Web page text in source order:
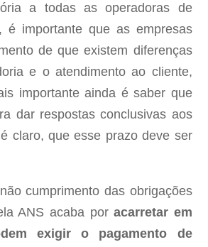
a todas as operadoras de
é importante que as empresas
de que existem diferenças
e o atendimento ao cliente,
importante ainda é saber que
dar respostas conclusivas aos
claro, que esse prazo deve ser
cumprimento das obrigações
ANS acaba poracarretar em
exigir o pagamento de